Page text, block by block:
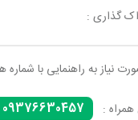
گذاری :
نیاز به راهنمایی با
همراه :
09376630457